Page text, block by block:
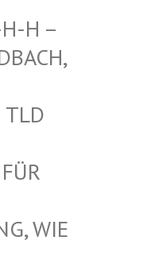
EI
D
.ORG!